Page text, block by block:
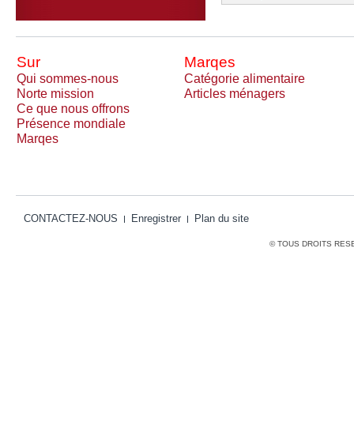
Sur Marqes
Qui sommes-nous
Catégorie alimentaire
Norte mission
Articles ménagers
Ce que nous offrons
Présence mondiale
Marqes
CONTACTEZ-NOUS Enregistrer Plan du site
© TOUS DROITS